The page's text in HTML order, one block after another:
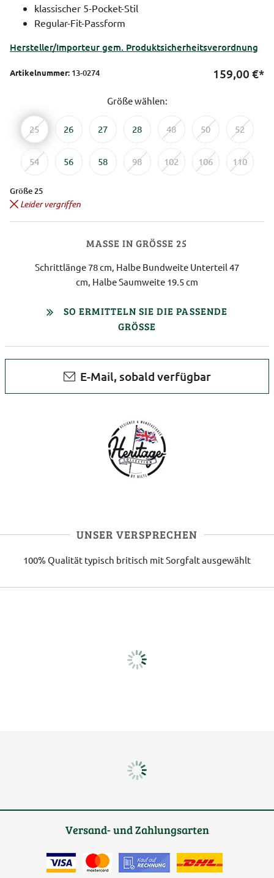
klassischer 5-Pocket-Stil
Regular-Fit-Passform
Hersteller/Importeur gem. Produktsicherheitsverordnung
Artikelnummer: 13-0274 159,00 €*
Größe wählen:
25 26 27 28 48 50 52
54 56 58 98 102 106 110
Größe 25
Leider vergriffen
MASSE IN GRÖSSE 25
Schrittlänge 78 cm, Halbe Bundweite Unterteil 47
cm, Halbe Saumweite 19.5 cm
SO ERMITTELN SIE DIE PASSENDE
GRÖSSE
E-Mail, sobald verfügbar
UNSER VERSPRECHEN
100% Qualität typisch britisch mit Sorgfalt ausgewählt
Versand- und Zahlungsarten